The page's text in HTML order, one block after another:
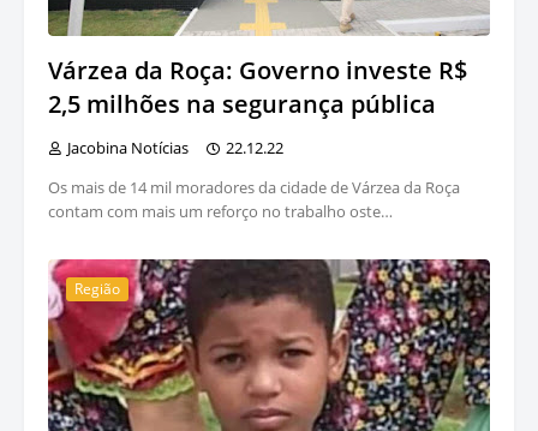
Várzea da Roça: Governo investe R$
2,5 milhões na segurança pública
Jacobina Notícias
22.12.22
Os mais de 14 mil moradores da cidade de Várzea da Roça
contam com mais um reforço no trabalho oste…
Região